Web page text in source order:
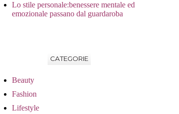
Lo stile personale:benessere mentale ed
emozionale passano dal guardaroba
CATEGORIE
Beauty
Fashion
Lifestyle